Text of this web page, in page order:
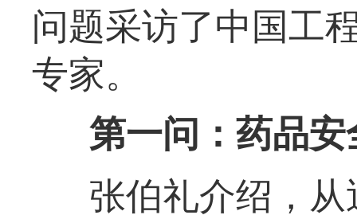
问题采访了中国工
专家。
第一问：药品
张伯礼介绍，